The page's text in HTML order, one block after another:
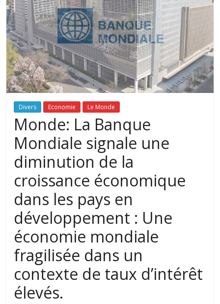
Divers Economie Le Monde
Monde: La Banque
Mondiale signale une
diminution de la
croissance économique
dans les pays en
développement : Une
économie mondiale
fragilisée dans un
contexte de taux d’intérêt
élevés.